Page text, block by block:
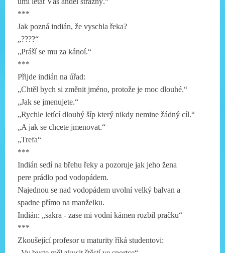
***
Jak pozná indián, že vyschla řeka?
„????“
„Práší se mu za kánoí.“
***
Přijde indián na úřad:
„Chtěl bych si změnit jméno, protože je moc dlouhé.“
„Jak se jmenujete.“
„Rychle letící dlouhý šíp který nikdy nemine žádný cíl.“
„A jak se chcete jmenovat.“
„Trefa“
***
Indián sedí na břehu řeky a pozoruje jak jeho žena
pere prádlo pod vodopádem.
Najednou se nad vodopádem uvolní velký balvan a
spadne přímo na manželku.
Indián: „sakra - zase mi vodní kámen rozbil pračku“
***
Zkoušející profesor u maturity říká studentovi: